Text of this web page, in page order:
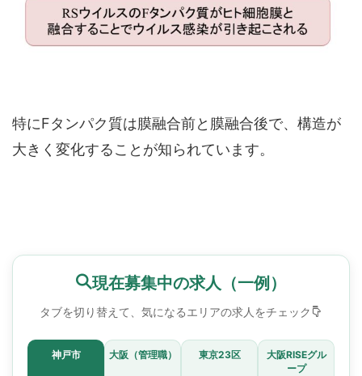
特にFタンパク質は膜融合前と膜融合後で、構造が
大きく変化することが知られています。
現在募集中の求人（一例）
タブを切り替えて、気になるエリアの求人をチェック
神戸市 大阪（管理職） 東京23区
大阪RISEグル
ープ